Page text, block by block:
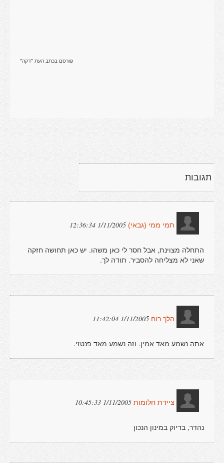
פורסם בכתב העת "דקה"
תגובות
תמי ממי (גבאי) 1/11/2005 12:36:34
התחלה מצוינת, אבל חסר לי כאן משהו. יש כאן תחושה חזקה
שאני לא מצליחה להסביר. תודה לך.
הלך רוח 1/11/2005 11:42:04
אתה נשמע מאד אמין. וזה נשמע מאד פנטזי.
ציידת חלומות 1/11/2005 10:45:33
נהדר, בדיוק במינון הנכון